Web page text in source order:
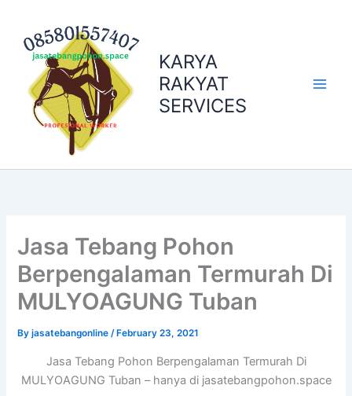
content
KARYA
RAKYAT
SERVICES
Jasa Tebang Pohon
Berpengalaman Termurah Di
MULYOAGUNG Tuban
Byjasatebangonline/ February 23, 2021
Jasa Tebang Pohon Berpengalaman Termurah Di
MULYOAGUNG Tuban – hanya di jasatebangpohon.space